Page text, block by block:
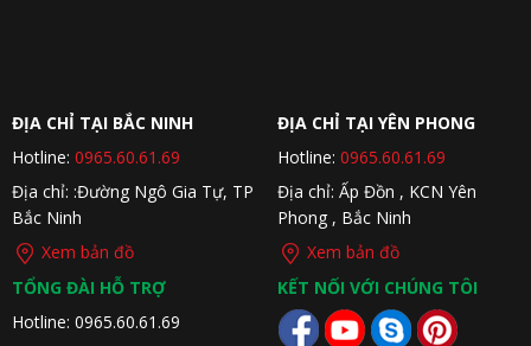
ĐỊA CHỈ TẠI BẮC NINH
Hotline: 0965.60.61.69
Địa chỉ: :Đường Ngô Gia Tự, TP
Bắc Ninh
Xem bản đồ
ĐỊA CHỈ TẠI YÊN PHONG
Hotline: 0965.60.61.69
Địa chỉ: Ấp Đồn , KCN Yên
Phong , Bắc Ninh
Xem bản đồ
TỔNG ĐÀI HỖ TRỢ
Hotline: 0965.60.61.69
KẾT NỐI VỚI CHÚNG TÔI